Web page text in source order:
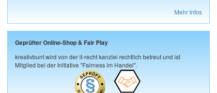
Mehr Infos
Geprüfter Online-Shop & Fair Play
kreativbunt wird von der it-recht kanzlei rechtlich betreut und ist
Mitglied bei der Initiative "Fairness im Handel".